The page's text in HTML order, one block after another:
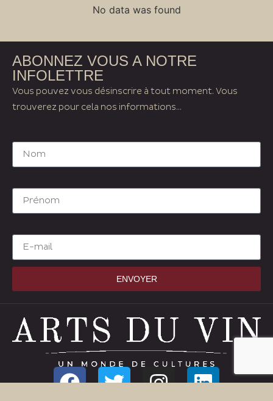
No data was found
ABONNEZ VOUS A NOTRE
INFOLETTRE
Vous pouvez vous désinscrire à tout moment. Vous
trouverez pour cela nos informations...
ENVOYER